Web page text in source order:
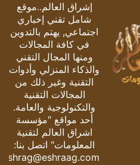
إشراق العالم..موقع
شامل تقني إخباري
اجتماعي, يهتم بالتدوين
في كافة المجالات
ومنها المجال التقني
والذكاء المنزلي وأدوات
التقنية وغير ذلك من
المجالات التقنية
والتكنولوجية والعامة.
أحد مواقع "مؤسسة
اشراق العالم لتقنية
المعلومات" اتصل بنا:
eshrag@eshraag.com